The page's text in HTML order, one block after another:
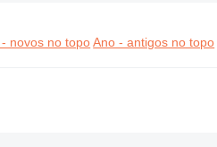
novos no topo Ano - antigos no topo